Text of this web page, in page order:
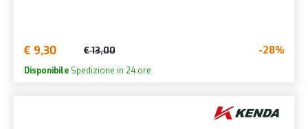
€ 9,30 € 13,00 -28%
Disponibile Spedizione in 24 ore